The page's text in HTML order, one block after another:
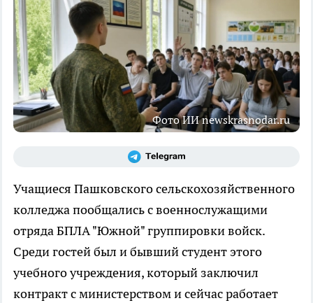
Фото ИИ newskrasnodar.ru
Учащиеся Пашковского сельскохозяйственного
колледжа пообщались с военнослужащими
отряда БПЛА "Южной" группировки войск.
Среди гостей был и бывший студент этого
учебного учреждения, который заключил
контракт с министерством и сейчас работает